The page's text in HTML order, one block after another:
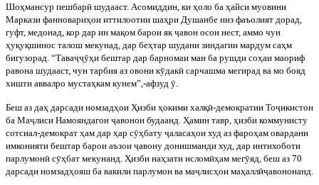
Шоҳмансур пешбарӣ шудааст. Асомиддин, ки ҳоло ба ҳайси муовини
Маркази фанновариҳои иттилоотии шаҳри Душанбе низ фаъолият дорад,
гуфт, медонад, кор дар ин мақом барои як ҷавон осон нест, аммо чун
ҳуқуқшинос талош мекунад, дар беҳтар шудани зиндагии мардум саҳм
бигузорад. “Таваҷҷӯҳи бештар дар барномаи ман ба рушди соҳаи маориф
равона шудааст, чун тарбия аз овони кӯдакӣ сарчашма мегирад ва мо бояд
хишти аввалро мустаҳкам кунем”,-афзуд ӯ
Беш аз даҳ дарсади номзадҳои Ҳизби ҳокими халқӣ-демократии Тоҷикистон
ба Маҷлиси Намояндагон ҷавонон будаанд. Ҳамин тавр, ҳизби коммунисту
сотсиал-демократ ҳам дар ҳар сӯҳбату ҷаласаҳои худ аз фароҳам овардани
имконияти бештар барои аъзои ҷавону донишманди худ, дар интихоботи
парлумонӣ сӯҳбат мекунанд. Ҳизби наҳзати исломӣҳам мегӯяд, беш аз 70
дарсади номзадҳояш ба вакили парлумон ва маҷлисҳои маҳаллӣҷавононанд.